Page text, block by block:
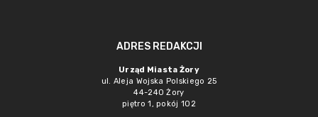
ADRES REDAKCJI
Urząd Miasta Żory
ul. Aleja Wojska Polskiego 25
44-240 Żory
piętro 1, pokój 102